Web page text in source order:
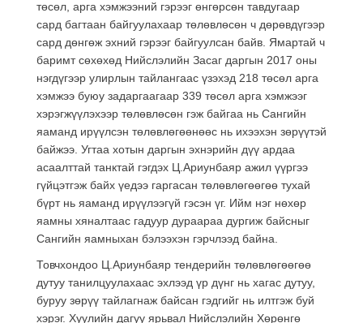
төсөл, арга хэмжээний гэрээг өнгөрсөн тавдугаар
сард багтаан байгуулахаар төлөвлөсөн ч дөрөвдүгээр
сард дөнгөж эхний гэрээг байгуулсан байв. Ямартай ч
баримт сөхөхөд Нийслэлийн Засаг даргын 2017 оны
нэгдүгээр улирлын тайлангаас үзэхэд 218 төсөл арга
хэмжээ буюу задаргаагаар 339 төсөл арга хэмжээг
хэрэгжүүлэхээр төлөвлөсөн гэж байгаа нь Сангийн
яаманд ирүүлсэн төлөвлөгөөнөөс нь ихээхэн зөрүүтэй
байжээ. Угтаа хотын даргын эхнэрийн дүү ардаа
асаалттай танктай гэгдэх Ц.Ариунбаяр ажил үүргээ
гүйцэтгэж байх үедээ гаргасан төлөвлөгөөгөө тухай
бүрт нь яаманд ирүүлээгүй гэсэн үг. Ийм нэг нөхөр
яамны хяналтаас гадуур дураараа дургиж байсныг
Сангийн яамныхан бэлээхэн гэрчлээд байна.
Товчхондоо Ц.Ариунбаяр тендерийн төлөвлөгөөгөө
дутуу танилцуулахаас эхлээд үр дүнг нь хагас дутуу,
буруу зөрүү тайлагнаж байсан гэдгийг нь илтгэж буй
хэрэг. Хуулийн дагуу ярьвал Нийслэлийн Хөрөнгө